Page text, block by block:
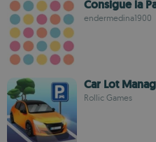
Consigue la
endermedina1900
Car Lot
Rollic Games